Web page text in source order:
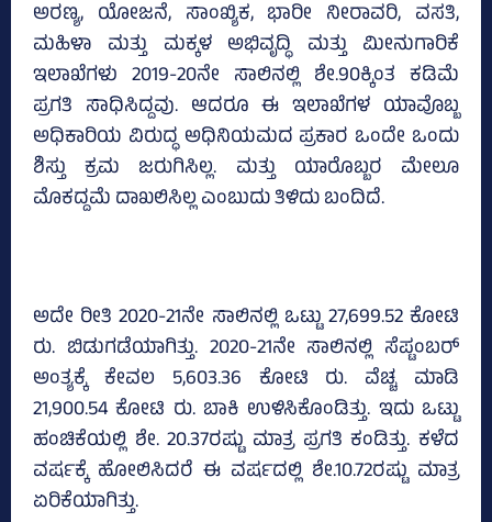
ಅರಣ್ಯ, ಯೋಜನೆ, ಸಾಂಖ್ಯಿಕ, ಭಾರೀ ನೀರಾವರಿ, ವಸತಿ,
ಮಹಿಳಾ ಮತ್ತು ಮಕ್ಕಳ ಅಭಿವೃದ್ಧಿ ಮತ್ತು ಮೀನುಗಾರಿಕೆ
ಇಲಾಖೆಗಳು 2019-20ನೇ ಸಾಲಿನಲ್ಲಿ ಶೇ.90ಕ್ಕಿಂತ ಕಡಿಮೆ
ಪ್ರಗತಿ ಸಾಧಿಸಿದ್ದವು. ಆದರೂ ಈ ಇಲಾಖೆಗಳ ಯಾವೊಬ್ಬ
ಅಧಿಕಾರಿಯ ವಿರುದ್ಧ ಅಧಿನಿಯಮದ ಪ್ರಕಾರ ಒಂದೇ ಒಂದು
ಶಿಸ್ತು ಕ್ರಮ ಜರುಗಿಸಿಲ್ಲ. ಮತ್ತು ಯಾರೊಬ್ಬರ ಮೇಲೂ
ಮೊಕದ್ದಮೆ ದಾಖಲಿಸಿಲ್ಲ ಎಂಬುದು ತಿಳಿದು ಬಂದಿದೆ.
ಅದೇ ರೀತಿ 2020-21ನೇ ಸಾಲಿನಲ್ಲಿ ಒಟ್ಟು 27,699.52 ಕೋಟಿ
ರು. ಬಿಡುಗಡೆಯಾಗಿತ್ತು. 2020-21ನೇ ಸಾಲಿನಲ್ಲಿ ಸೆಪ್ಟಂಬರ್‌
ಅಂತ್ಯಕ್ಕೆ ಕೇವಲ 5,603.36 ಕೋಟಿ ರು. ವೆಚ್ಚ ಮಾಡಿ
21,900.54 ಕೋಟಿ ರು. ಬಾಕಿ ಉಳಿಸಿಕೊಂಡಿತ್ತು. ಇದು ಒಟ್ಟು
ಹಂಚಿಕೆಯಲ್ಲಿ ಶೇ. 20.37ರಷ್ಟು ಮಾತ್ರ ಪ್ರಗತಿ ಕಂಡಿತ್ತು. ಕಳೆದ
ವರ್ಷಕ್ಕೆ ಹೋಲಿಸಿದರೆ ಈ ವರ್ಷದಲ್ಲಿ ಶೇ.10.72ರಷ್ಟು ಮಾತ್ರ
ಏರಿಕೆಯಾಗಿತ್ತು.